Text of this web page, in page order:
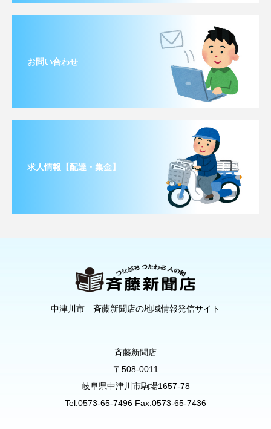
お問い合わせ
求人情報【配達・集金】
中津川市 斉藤新聞店の地域情報発信サイト
斉藤新聞店
〒508-0011
岐阜県中津川市駒場1657-78
Tel:0573-65-7496 Fax:0573-65-7436